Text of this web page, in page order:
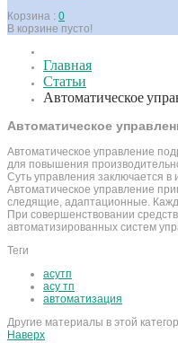
Корзина : 0
В корзине пусто!
Главная
Статьи
Автоматическое
Автоматическое
Автоматическое управление
для повышения
Суть управления заключается
Автоматическое управление
следящие, адаптационные.
При совершенствовании
автоматизированных систем
Теги
асутп
асу тп
автоматизация
Другие материалы в этой
Наверх